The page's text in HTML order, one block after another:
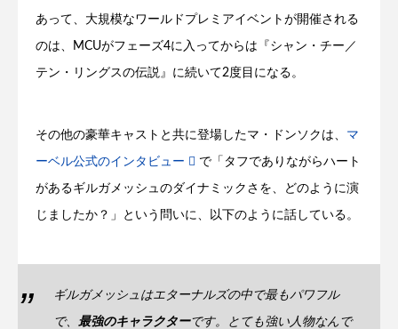
あって、大規模なワールドプレミアイベントが開催される
のは、MCUがフェーズ4に入ってからは『シャン・チー／
テン・リングスの伝説』に続いて2度目になる。
その他の豪華キャストと共に登場したマ・ドンソクは、 マ
ーベル公式のインタビュー で「タフでありながらハート
があるギルガメッシュのダイナミックさを、どのように演
じましたか？」という問いに、以下のように話している。
ギルガメッシュはエターナルズの中で最もパワフル
で、 最強のキャラクターです。とても強い人物なんで